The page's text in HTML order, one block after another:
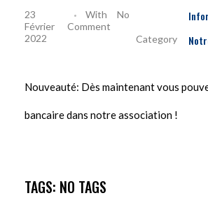
23
Février
2022
With
No
Comment
Nouveauté: Dès maintenant vous
bancaire dans notre association !
TAGS: NO TAGS